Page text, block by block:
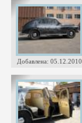
Добавлена: 05.12.2010